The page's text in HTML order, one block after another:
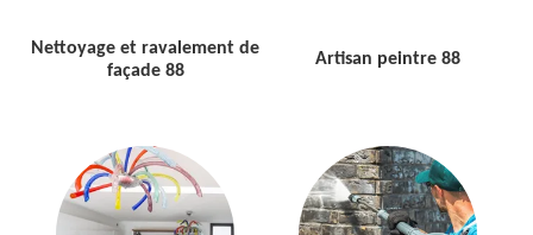
Nettoyage et ravalement de
façade 88
Artisan peintre 88